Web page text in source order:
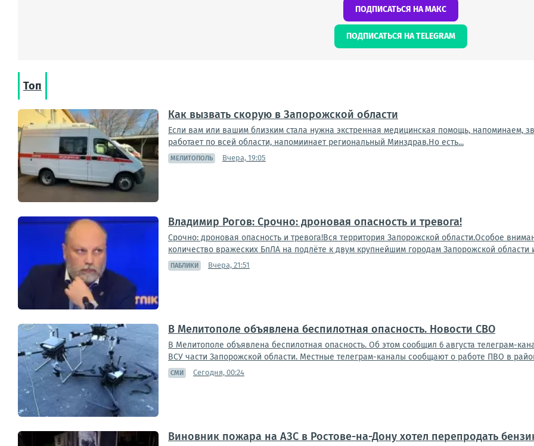
ПОДПИСАТЬСЯ НА МАКС
ПОДПИСАТЬСЯ НА TELEGRAM
Топ
Как вызвать скорую в Запорожской области
Если вам или вашим близким стала нужна экстренная медицинская помощь, напоминаем,
работает по всей области, напомиинает региональный Минздрав.Но есть...
МЕЛИТОПОЛЬ Вчера, 19:05
Владимир Рогов: Срочно: дроновая опасность и тревога!
Срочно: дроновая опасность и тревога!Вся территория Запорожской области.Особое
количество вражеских БпЛА на подлёте к двум крупнейшим городам Запорожской области
ПАБЛИКИ Вчера, 21:51
В Мелитополе объявлена беспилотная опасность. Новости СВО
В Мелитополе объявлена беспилотная опасность. Об этом сообщил 6 августа телеграм-
ВСУ части Запорожской области. Местные телеграм-каналы сообщают о работе ПВО в
СМИ Сегодня, 00:24
Виновник пожара на АЗС в Ростове-на-Дону хотел перепродать